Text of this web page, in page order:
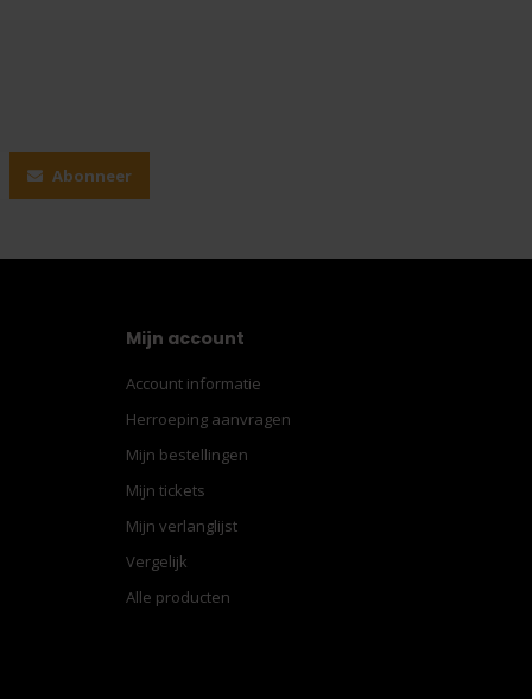
Abonneer
Mijn account
Account informatie
Herroeping aanvragen
Mijn bestellingen
Mijn tickets
Mijn verlanglijst
Vergelijk
Alle producten